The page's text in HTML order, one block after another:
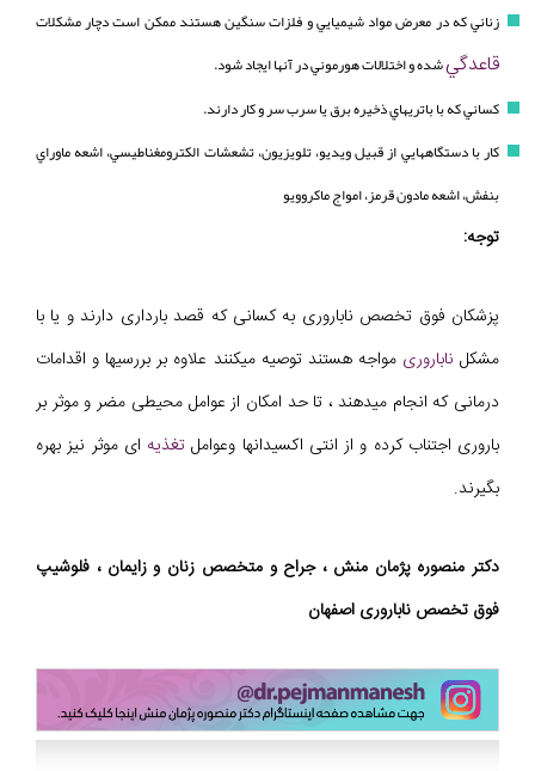
زناني که در معرض مواد شيميايي و فلزات سنگين هستند ممکن است دچار مشکلات
قاعدگيشده و اختلالات هورموني در آنها ايجاد شود.
کساني که با باتريهاي ذخيره برق يا سرب سر و کار دارند.
کار با دستگاههايي از قبيل ويديو، تلويزيون، تشعشات الکترومغناطيسي، اشعه ماوراي
بنفش، اشعه مادون قرمز، امواج ماکروويو
توجه:
پزشکان فوق تخصص ناباروری به کسانی که قصد بارداری دارند و یا با
مشکل ناباروری مواجه هستند توصیه میکنند علاوه بر بررسیها و اقدامات
درمانی که انجام میدهند ، تا حد امکان از عوامل محیطی مضر و موثر بر
باروری اجتناب کرده و از انتی اکسیدانها وعوامل تغذیه ای موثر نیز بهره
بگیرند.
دکتر منصوره پژمان منش ، جراح و متخصص زنان و زایمان ، فلوشیپ
فوق تخصص ناباروری اصفهان